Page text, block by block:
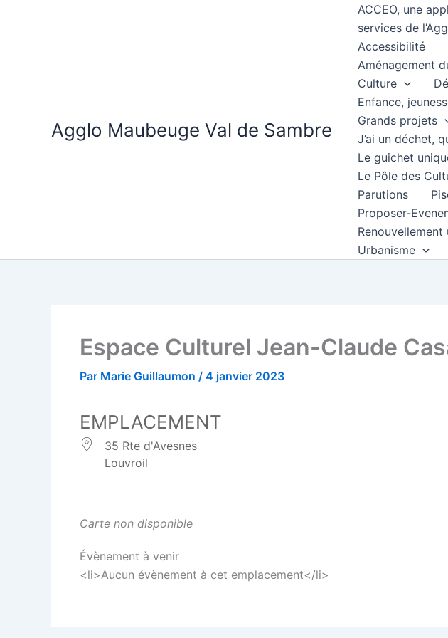
Agglo Maubeuge Val de Sambre
ACCEO, une
services de
Accessibilité
Aménagement
Culture
Enfance,
Grands projets
J’ai un déchet,
Le guichet
Le Pôle des
Parutions
Proposer-
Renouvellement
Urbanisme
Espace Culturel Jean-Claude
Par Marie Guillaumon / 4 janvier 2023
EMPLACEMENT
35 Rte d'Avesnes
Louvroil
Carte non disponible
Évènement à venir
<li>Aucun évènement à cet emplacement</li>